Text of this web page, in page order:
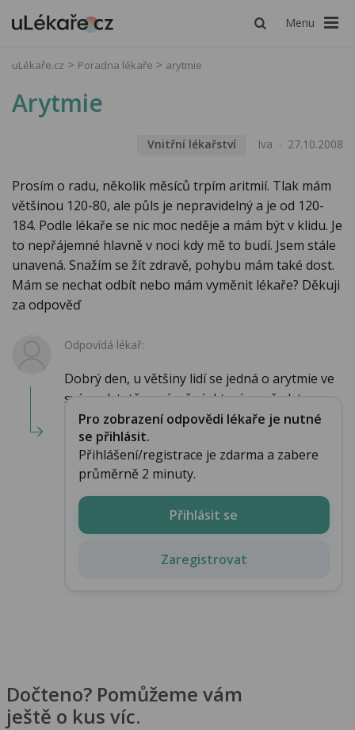
Menu
uLékaře.cz Poradna lékaře arytmie
Arytmie
Vnitřní lékařství Iva 27.10.2008
Prosím o radu, několik měsíců trpím aritmií. Tlak mám
většinou 120-80, ale půls je nepravidelný a je od 120-
184. Podle lékaře se nic moc neděje a mám být v klidu. Je
to nepřájemné hlavně v noci kdy mě to budí. Jsem stále
unavená. Snažím se žít zdravě, pohybu mám také dost.
Mám se nechat odbít nebo mám vyměnit lékaře? Děkuji
za odpověď
Odpovídá lékař:
Dobrý den, u většiny lidí se jedná o arytmie ve
své podstatě nezávažné, které nepředstav...
Pro zobrazení odpovědi lékaře je nutné
se přihlásit.
Přihlášení/registrace je zdarma a zabere
průměrně 2 minuty.
Přihlásit se
Zaregistrovat
Dočteno? Pomůžeme vám
ještě o kus víc.